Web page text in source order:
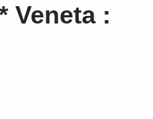
Veneta :